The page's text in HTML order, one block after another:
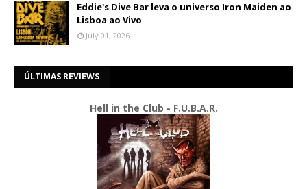
Eddie's Dive Bar leva o universo Iron Maiden ao
Lisboa ao Vivo
July 01, 2026
ÚLTIMAS REVIEWS
Hell in the Club - F.U.B.A.R.